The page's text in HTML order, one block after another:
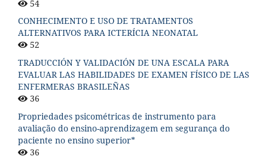
54
CONHECIMENTO E USO DE TRATAMENTOS
ALTERNATIVOS PARA ICTERÍCIA NEONATAL
52
TRADUCCIÓN Y VALIDACIÓN DE UNA ESCALA PARA
EVALUAR LAS HABILIDADES DE EXAMEN FÍSICO DE LAS
ENFERMERAS BRASILEÑAS
36
Propriedades psicométricas de instrumento para
avaliação do ensino-aprendizagem em segurança do
paciente no ensino superior*
36